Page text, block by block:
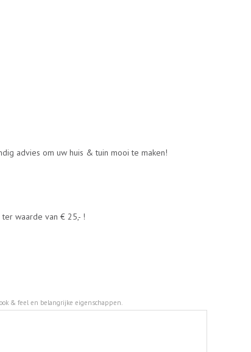
advies om uw huis & tuin mooi te maken!
waarde van € 25,- !
& feel en belangrijke eigenschappen.